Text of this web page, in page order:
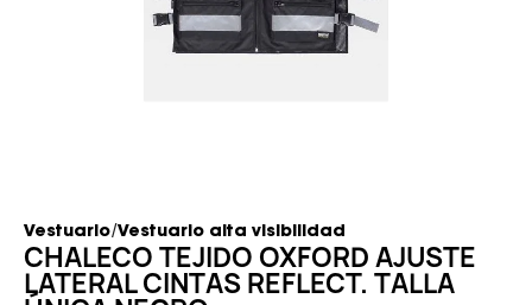
Vestuario/Vestuario alta visibilidad
CHALECO TEJIDO OXFORD AJUSTE
LATERAL CINTAS REFLECT. TALLA